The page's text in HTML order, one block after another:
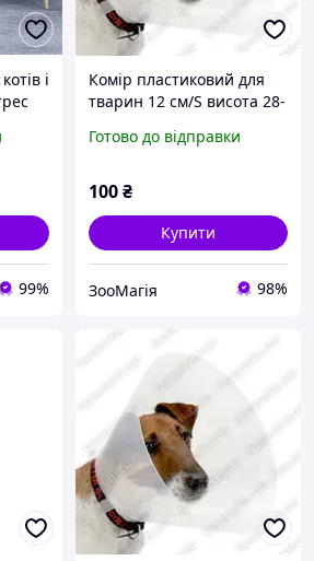
і
99%
Комір пластиковий для
тварин 12 см/S висота 28-
Готово до відправки
100₴
Купити
ЗооМагія 98%